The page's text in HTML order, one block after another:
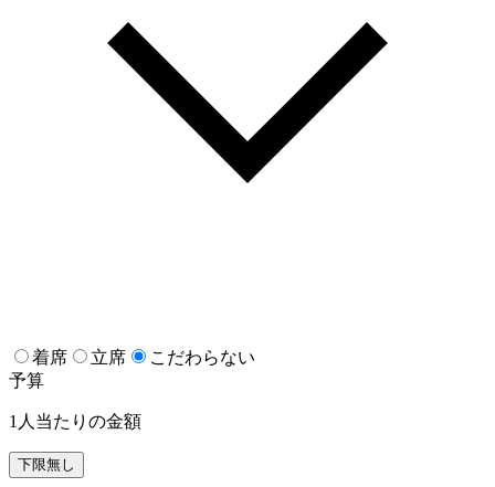
着席 立席
こだわらない
予算
1人当たりの金額
下限無し